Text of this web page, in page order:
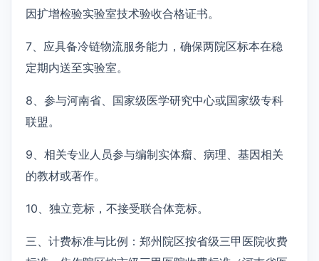
因扩增检验实验室技术验收合格证书。
7、应具备冷链物流服务能力，确保两院区标本在稳
定期内送至实验室。
8、参与河南省、国家级医学研究中心或国家级专科
联盟。
9、相关专业人员参与编制实体瘤、病理、基因相关
的教材或著作。
10、独立竞标，不接受联合体竞标。
三、计费标准与比例：郑州院区按省级三甲医院收费